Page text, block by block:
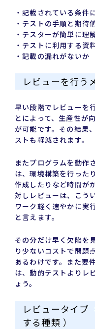
・記載されている条件
・テストの手順と期待
・テスターが簡単に理
・テストに利用する資
・記載の漏れがないか
レビューを行う
早い段階でレビューを
とによって、生産性が
が可能です。その結果
ストも軽減されます。
またプログラムを動作
は、環境構築を行った
作成したりなど時間が
対しレビューは、こう
ワーク軽く速やかに実
と言えます。
その分だけ早く欠陥を
り少ないコストで問題
あるわけです。また要
は、動的テストよりレ
ょう。
レビュータイプ
する種類 ）